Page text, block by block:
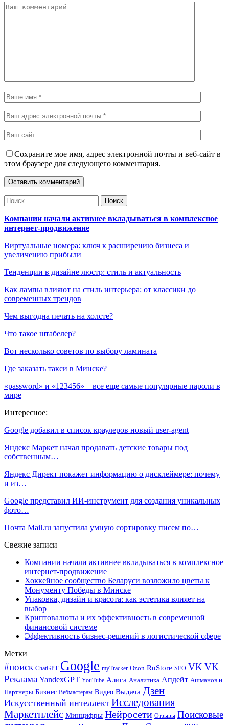
Сохраните мое имя, адрес электронной почты и веб-сайт в
этом браузере для следующего комментария.
Компании начали активнее вкладываться в комплексное
интернет-продвижение
Виртуальные номера: ключ к расширению бизнеса и
увеличению прибыли
Тенденции в дизайне люстр: стиль и актуальность
Как лампы влияют на стиль интерьера: от классики до
современных трендов
Чем выгодна печать на холсте?
Что такое штабелер?
Вот несколько советов по выбору ламината
Где заказать такси в Минске?
«password» и «123456» – все еще самые популярные пароли в
мире
Интересное:
Google добавил в список краулеров новый user-agent
Яндекс Маркет начал продавать детские товары под
собственным…
Яндекс Директ покажет информацию о дисклеймере: почему
и из…
Google представил ИИ-инструмент для создания уникальных
фото…
Почта Mail.ru запустила умную сортировку писем по…
Свежие записи
Компании начали активнее вкладываться в комплексное
интернет-продвижение
Хоккейное сообщество Беларуси возложило цветы к
Монументу Победы в Минске
Упаковка, дизайн и красота: как эстетика влияет на
выбор
Криптовалюты и их эффективность в современной
финансовой системе
Эффективность бизнес-решений в логистической сфере
Метки
#поиск ChatGPT Google myTracker Ozon RuStore SEO VK VK
Реклама YandexGPT YouTube Алиса Аналитика Апдейт Ашманов и
Партнеры Бизнес Вебмастерам Видео Выдача Дзен
Искусственный интеллект Исследования
Маркетплейс Минцифры Нейросети Отзывы Поисковые